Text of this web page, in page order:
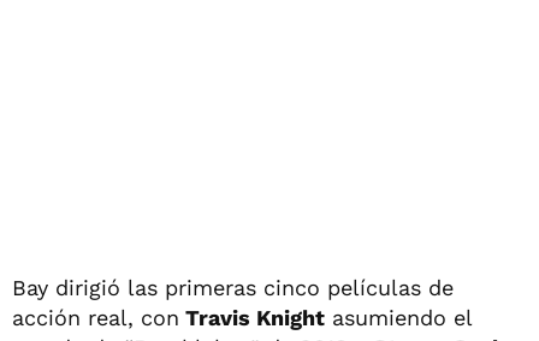
Bay dirigió las primeras cinco películas de
acción real, con Travis Knight asumiendo el